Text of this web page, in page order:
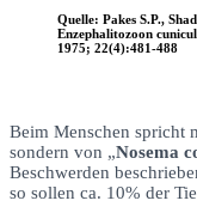
Quelle: Pakes S.P.,
Enzephalitozoon
1975; 22(4):481-488
Beim Menschen spricht
sondern von „Nosema
Beschwerden
so sollen ca. 10% der